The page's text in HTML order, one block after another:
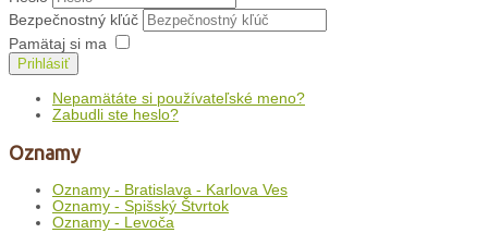
Bezpečnostný kľúč
Pamätaj si ma
Prihlásiť
Nepamätáte si používateľské meno?
Zabudli ste heslo?
Oznamy
Oznamy - Bratislava - Karlova Ves
Oznamy - Spišský Štvrtok
Oznamy - Levoča